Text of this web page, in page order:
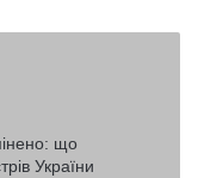
що
України